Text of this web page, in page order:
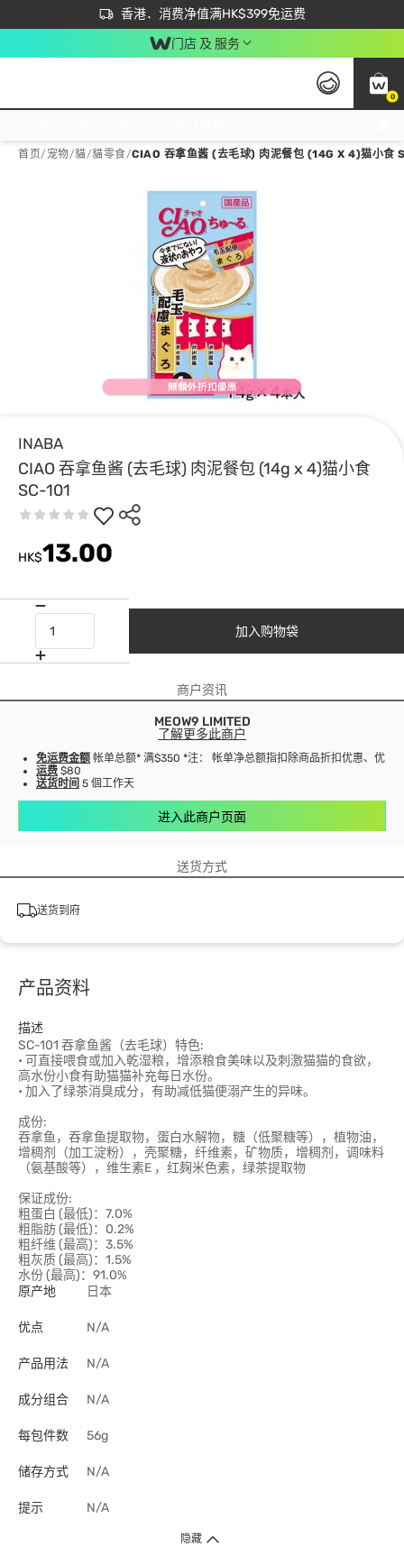
香港．消费净值满HK$399免运费
立即成为易赏钱会员尽享独家优惠
首次APP下单买满$450 输入 NEWAPP 即减$50
门店 及 服务
0
首页/ 宠物/貓/貓零食/CIAO 吞拿鱼酱 (去毛球) 肉泥餐包 (14G X 4)猫小食
INABA
CIAO 吞拿鱼酱 (去毛球) 肉泥餐包 (14g x 4)猫小食
SC-101
HK$13.00
加入购物袋
商户资讯
MEOW9 LIMITED
了解更多此商户
免运费金额 帐单总额* 满$350 *注： 帐单净总额指扣除商品折扣优惠、优惠
运费 $80
送货时间 5 個工作天
进入此商户页面
送货方式
送货到府
产品资料
描述
SC-101 吞拿鱼酱（去毛球）特色:
• 可直接喂食或加入乾湿粮，增添粮食美味以及刺激猫猫的食欲，
高水份小食有助猫猫补充每日水份。
• 加入了绿茶消臭成分，有助减低猫便溺产生的异味。
成份:
吞拿鱼，吞拿鱼提取物，蛋白水解物，糖（低聚糖等），植物油，
增稠剂（加工淀粉），壳聚糖，纤维素，矿物质，增稠剂，调味料
（氨基酸等），维生素E ，红麹米色素，绿茶提取物
保证成份:
粗蛋白 (最低)：7.0%
粗脂肪 (最低)：0.2%
粗纤维 (最高)：3.5%
粗灰质 (最高)：1.5%
水份 (最高)：91.0%
原产地
日本
优点 N/A
产品用法 N/A
成分组合 N/A
每包件数 56g
储存方式 N/A
提示 N/A
隐藏